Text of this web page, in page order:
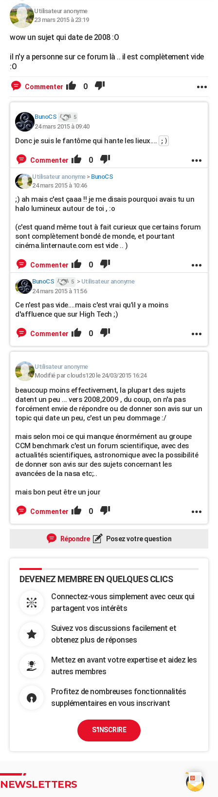
Utilisateur anonyme
23 mars 2015 à 23:19
wow un sujet qui date de 2008 :O
il n'y a personne sur ce forum là .. il est complètement vide
:O
Commenter 0
BunoCS 5
24 mars 2015 à 09:40
Donc je suis le fantôme qui hante les lieux.... ;)
Commenter 0
Utilisateur anonyme> BunoCS
24 mars 2015 à 10:46
;) ah mais c'est çaaa !! je me disais pourquoi avais tu un
halo lumineux autour de toi , :o
(c'est quand même tout à fait curieux que certains forum
sont complètement bondé de monde, et pourtant
cinéma.linternaute.com est vide .. )
Commenter 0
BunoCS 5 > Utilisateur anonyme
24 mars 2015 à 11:56
Ce n'est pas vide....mais c'est vrai qu'il y a moins
d'affluence que sur High Tech ;)
Commenter 0
Utilisateur anonyme
Modifié par clouds120 le 24/03/2015 16:24
beaucoup moins effectivement, la plupart des sujets
datent un peu ... vers 2008,2009 , du coup, on n'a pas
forcément envie de répondre ou de donner son avis sur un
topic qui date un peu, c'est un peu dommage :/
mais selon moi ce qui manque énormément au groupe
CCM benchmark c'est un forum scientifique, avec des
actualités scientifiques, astronomique avec la possibilité
de donner son avis sur des sujets concernant les
avancées de la nasa etc;..
mais bon peut être un jour
Commenter 0
Répondre Posez votre question
DEVENEZ MEMBRE EN QUELQUES CLICS
Connectez-vous simplement avec ceux qui
partagent vos intérêts
Suivez vos discussions facilement et
obtenez plus de réponses
Mettez en avant votre expertise et aidez les
autres membres
Profitez de nombreuses fonctionnalités
supplémentaires en vous inscrivant
S'INSCRIRE
NEWSLETTERS